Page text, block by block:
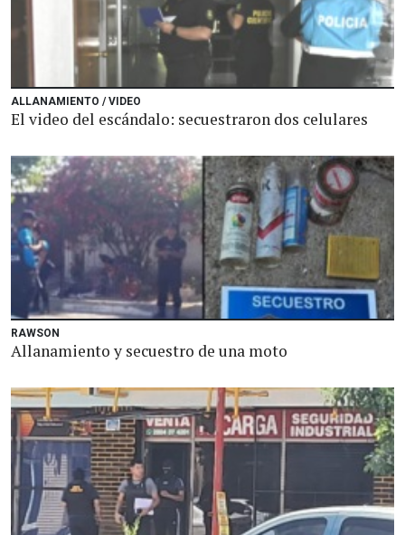
ALLANAMIENTO / VIDEO
El video del escándalo: secuestraron dos celulares
RAWSON
Allanamiento y secuestro de una moto